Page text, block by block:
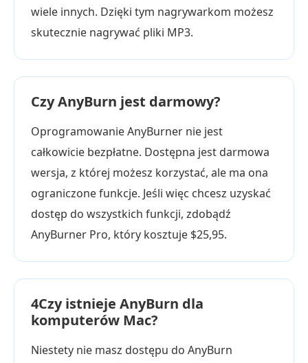
wiele innych. Dzięki tym nagrywarkom możesz
skutecznie nagrywać pliki MP3.
Czy AnyBurn jest darmowy?
Oprogramowanie AnyBurner nie jest
całkowicie bezpłatne. Dostępna jest darmowa
wersja, z której możesz korzystać, ale ma ona
ograniczone funkcje. Jeśli więc chcesz uzyskać
dostęp do wszystkich funkcji, zdobądź
AnyBurner Pro, który kosztuje $25,95.
4Czy istnieje AnyBurn dla
komputerów Mac?
Niestety nie masz dostępu do AnyBurn